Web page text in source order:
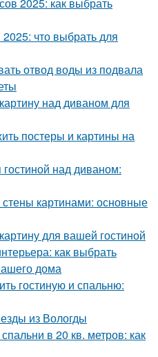
2025: как выбрать
что выбрать для
отвод воды из подвала
над диваном для
постеры и картины на
над диваном:
картинами: основные
для вашей гостиной
как выбрать
дома
гостиную и спальню:
из Вологды
в 20 кв. метров: как